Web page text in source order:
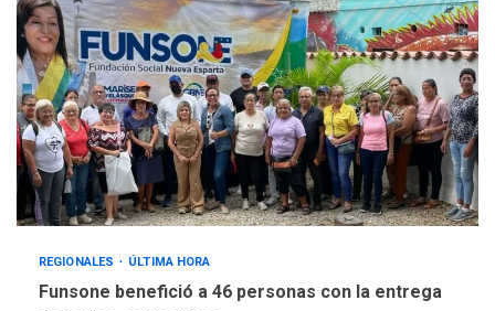
REGIONALES ÚLTIMA HORA
Funsone benefició a 46 personas con la entrega